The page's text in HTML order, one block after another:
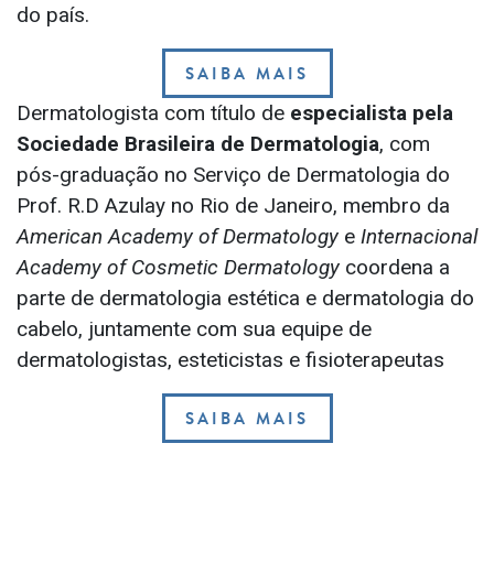
do país.
SAIBA MAIS
Dermatologista com título de especialista pela
Sociedade Brasileira de Dermatologia, com
pós-graduação no Serviço de Dermatologia do
Prof. R.D Azulay no Rio de Janeiro, membro da
American Academy of Dermatology e Internacional
Academy of Cosmetic Dermatology coordena a
parte de dermatologia estética e dermatologia do
cabelo, juntamente com sua equipe de
dermatologistas, esteticistas e fisioterapeutas
SAIBA MAIS